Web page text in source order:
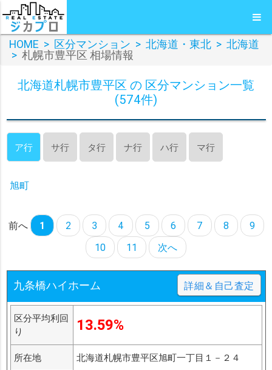
HOME > 区分マンション > 北海道・東北 > 北海道
> 札幌市豊平区 相場情報
北海道札幌市豊平区 の 区分マンション一覧
(574件)
ア行 サ行 タ行 ナ行 ハ行 マ行
旭町
前へ 1 2 3 4 5 6 7 8
9
10
11 次へ
九条橋ハイホーム 詳細＆自己査定
区分平均利回
り
13.59%
所在地 北海道札幌市豊平区旭町一丁目１－２４